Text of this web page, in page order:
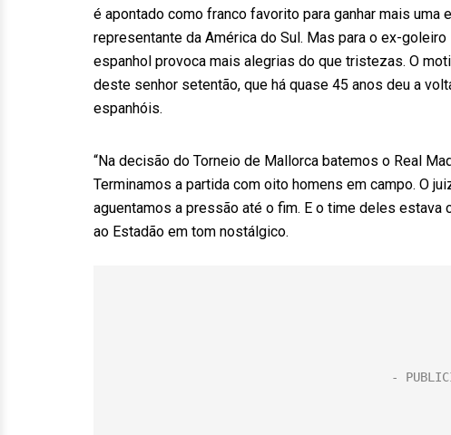
é apontado como franco favorito para ganhar mais
representante da América do Sul. Mas para o ex-
espanhol provoca mais alegrias do que tristezas. O
deste senhor setentão, que há quase 45 anos deu a
espanhóis.
“Na decisão do Torneio de Mallorca batemos o Real
Terminamos a partida com oito homens em campo. O
aguentamos a pressão até o fim. E o time deles estava
ao Estadão em tom nostálgico.